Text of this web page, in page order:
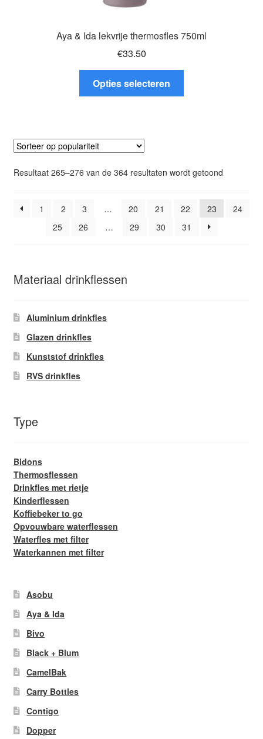
Aya & Ida lekvrije thermosfles 750ml
€33.50
Opties selecteren
kan
worden
op
Resultaat 265–276 van de 364 resultaten wordt getoond
populariteit
1
2 3 … 20 21 22 23
24
25
26 … 29 30 31
Materiaal drinkflessen
Aluminium drinkfles
Glazen drinkfles
Kunststof drinkfles
RVS drinkfles
Type
Bidons
Thermosflessen
Drinkfles met rietje
Kinderflessen
Koffiebeker to go
Opvouwbare waterflessen
Waterfles met filter
Waterkannen met filter
Asobu
Aya & Ida
Bivo
Black + Blum
CamelBak
Carry Bottles
Contigo
Dopper